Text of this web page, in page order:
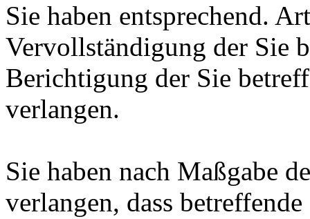
Sie haben entsprechend.
Vervollständigung der Sie
Berichtigung der Sie
verlangen.
Sie haben nach Maßgabe
verlangen, dass